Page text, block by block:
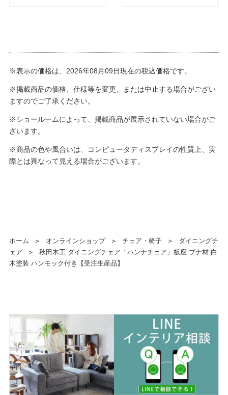
※表示の価格は、2026年08月09日現在の税込価格です。
※掲載商品の価格、仕様等を変更、または中止する場合がござい
ますのでご了承ください。
※ショールームによって、掲載商品が展示されていない場合がご
ざいます。
※商品の色や風合いは、コンピュータディスプレイの性質上、実
際とは異なって見える場合がございます。
ホーム ＞ オンラインショップ ＞ チェア・椅子 ＞
ダイニングチ
ェア
＞
秋田木工 ダイニングチェア「ハンナチェア」板座 ブナ材 白
木塗装 ハンモック付き【受注生産品】